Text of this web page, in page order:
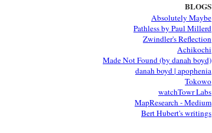
BLOGS
Absolutely Maybe
Pathless by Paul Millerd
Zwindler's Reflection
Achikochi
Made Not Found (by danah boyd)
danah boyd | apophenia
Tokowo
watchTowr Labs
MapResearch - Medium
Bert Hubert's writings